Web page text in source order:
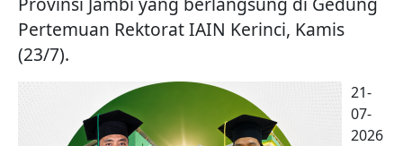
Pertemuan Rektorat IAIN Kerinci, Kamis
(23/7).
21-
07-
2026